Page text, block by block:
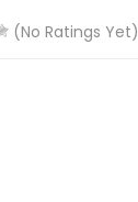
(No Ratings Yet)